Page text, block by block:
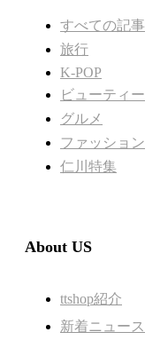
すべての記事
旅行
K-POP
ビューティー
グルメ
ファッション
仁川特集
About US
ttshop紹介
新着ニュース